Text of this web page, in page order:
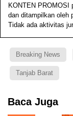
KONTEN PROMOSI
dan ditampilkan oleh
Tidak ada aktivitas
Breaking News
Tanjab Barat
Baca Juga